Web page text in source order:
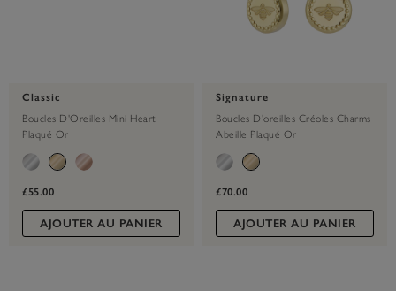
Classic
Boucles D'Oreilles Mini Heart
Plaqué Or
£55.00
AJOUTER AU PANIER
Signature
Boucles D'oreilles Créoles Charms
Abeille Plaqué Or
£70.00
AJOUTER AU PANIER